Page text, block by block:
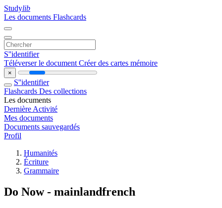
Studylib
Les documents Flashcards
S''identifier
Téléverser le document Créer des cartes mémoire
×
S''identifier
Flashcards Des collections
Les documents
Dernière Activité
Mes documents
Documents sauvegardés
Profil
Humanités
Écriture
Grammaire
Do Now - mainlandfrench